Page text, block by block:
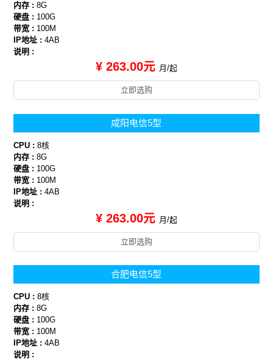
内存 :8G
硬盘 : 100G
带宽 : 100M
IP地址 :4AB
说明 :
¥ 263.00元 月/起
立即选购
咸阳电信5型
CPU :8核
内存 :8G
硬盘 : 100G
带宽 : 100M
IP地址 :4AB
说明 :
¥ 263.00元 月/起
立即选购
合肥电信5型
CPU :8核
内存 :8G
硬盘 : 100G
带宽 : 100M
IP地址 :4AB
说明 :